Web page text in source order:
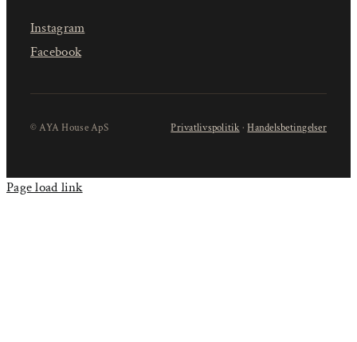
Instagram
Facebook
© AYA House ApS Privatlivspolitik ·Handelsbetingelser
Page load link